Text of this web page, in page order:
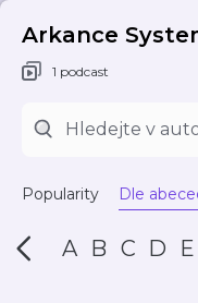
Arkance
1 podcast
Popularity Dle
A B C D E